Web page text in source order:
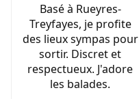
Basé à Rueyres-
Treyfayes, je profite
des lieux sympas pour
sortir. Discret et
respectueux. J'adore
les balades.